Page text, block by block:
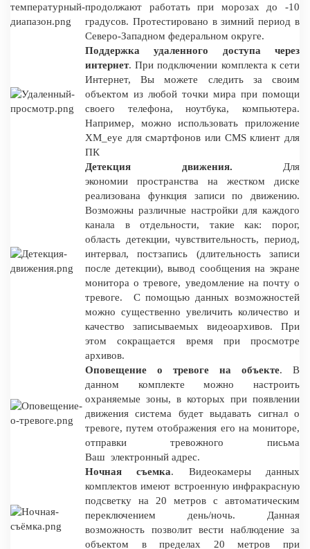
продолжают работать при морозах до -10
градусов. Протестировано в зимний период в
Северо-Западном федеральном округе.
Поддержка удаленного доступа через
интернет. При подключении комплекта к сети
Интернет, Вы можете следить за своим
объектом из любой точки мира при помощи
своего телефона, ноутбука, компьютера.
Например, можно использовать приложение
XM_eye для смартфонов или CMS клиент для
ПК
Детекция движения. Для
экономии пространства на жестком диске
реализована функция записи по движению.
Возможны различные настройки для каждого
канала в отдельности, такие как: порог,
область детекции, чувствительность, период,
интервал, постзапись (длительность записи
после детекции), вывод сообщения на экране
монитора о тревоге, уведомление на почту о
тревоге. С помощью данных возможностей
можно существенно увеличить количество и
качество записываемых видеоархивов. При
этом сокращается время при просмотре
архивов.
Оповещение о тревоге на объекте. В
данном комплекте можно настроить
охраняемые зоны, в которых при появлении
движения система будет выдавать сигнал о
тревоге, путем отображения его на мониторе,
отправки тревожного письма
Ваш электронный адрес.
Ночная съемка. Видеокамеры данных
комплектов имеют встроенную инфракрасную
подсветку на 20 метров с автоматическим
переключением день/ночь. Данная
возможность позволит вести наблюдение за
объектом в пределах 20 метров при